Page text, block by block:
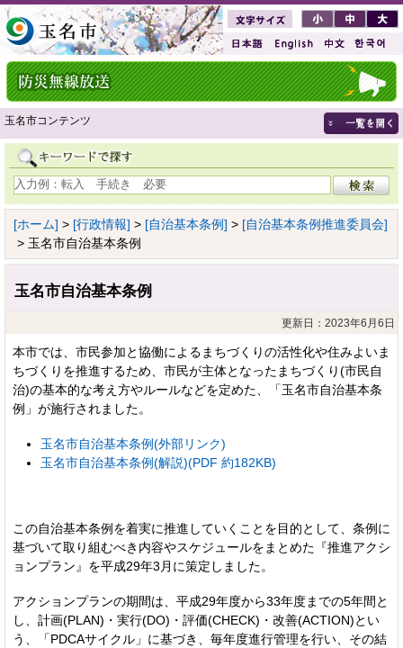
玉名市コンテンツ
[ホーム] > [行政情報] > [自治基本条例] > [自治基本条例推進委員会]
> 玉名市自治基本条例
玉名市自治基本条例
更新日：2023年6月6日
本市では、市民参加と協働によるまちづくりの活性化や住みよいま
ちづくりを推進するため、市民が主体となったまちづくり(市民自
治)の基本的な考え方やルールなどを定めた、「玉名市自治基本条
例」が施行されました。
玉名市自治基本条例(外部リンク)
玉名市自治基本条例(解説)(PDF 約182KB)
この自治基本条例を着実に推進していくことを目的として、条例に
基づいて取り組むべき内容やスケジュールをまとめた『推進アクシ
ョンプラン』を平成29年3月に策定しました。
アクションプランの期間は、平成29年度から33年度までの5年間と
し、計画(PLAN)・実行(DO)・評価(CHECK)・改善(ACTION)とい
う、「PDCAサイクル」に基づき、毎年度進行管理を行い、その結